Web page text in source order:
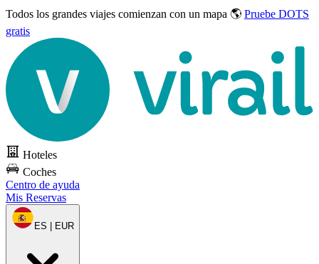
Todos los grandes viajes comienzan con un mapa 🌎 Pruebe DOTS
gratis
Hoteles
Coches
Centro de ayuda
Mis Reservas
ES | EUR